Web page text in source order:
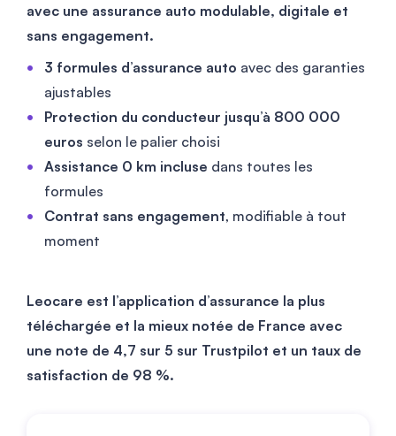
avec une assurance auto modulable, digitale et
sans engagement.
3 formules d’assurance auto avec des garanties
ajustables
Protection du conducteur jusqu’à 800 000
euros selon le palier choisi
Assistance 0 km incluse dans toutes les
formules
Contrat sans engagement, modifiable à tout
moment
Leocare est l’application d’assurance la plus
téléchargée et la mieux notée de France avec
une note de 4,7 sur 5 sur Trustpilot et un taux de
satisfaction de 98 %.